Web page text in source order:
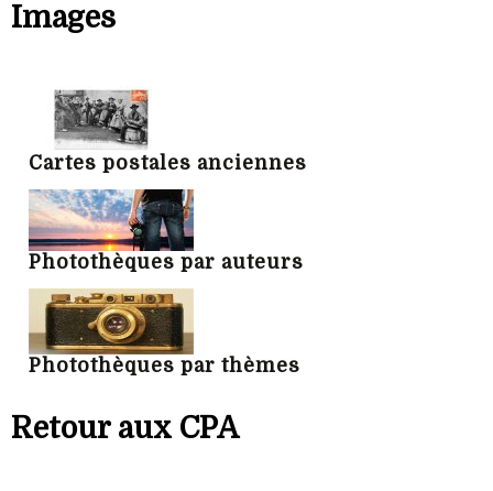
Images
Cartes postales anciennes
Photothèques par auteurs
Photothèques par thèmes
Retour aux CPA